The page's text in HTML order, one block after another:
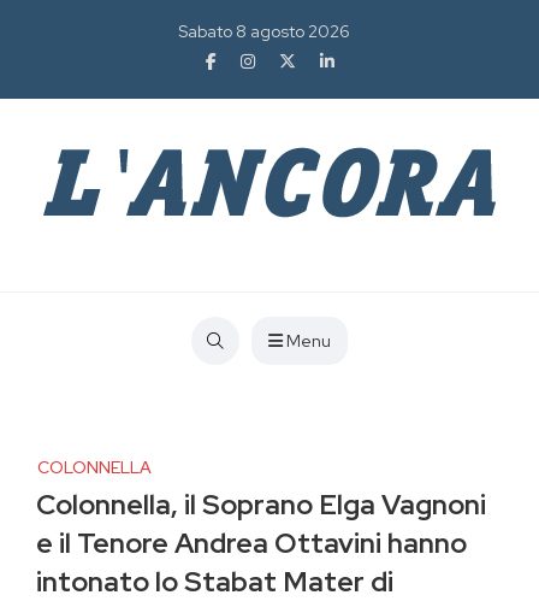
Sabato 8 agosto 2026
Menu
COLONNELLA
Colonnella, il Soprano Elga Vagnoni
e il Tenore Andrea Ottavini hanno
intonato lo Stabat Mater di